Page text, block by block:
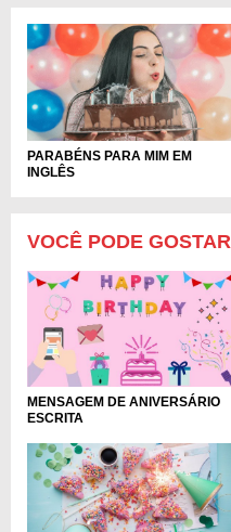
PARABÉNS PARA MIM EM
INGLÊS
VOCÊ PODE GOSTAR
MENSAGEM DE ANIVERSÁRIO
ESCRITA